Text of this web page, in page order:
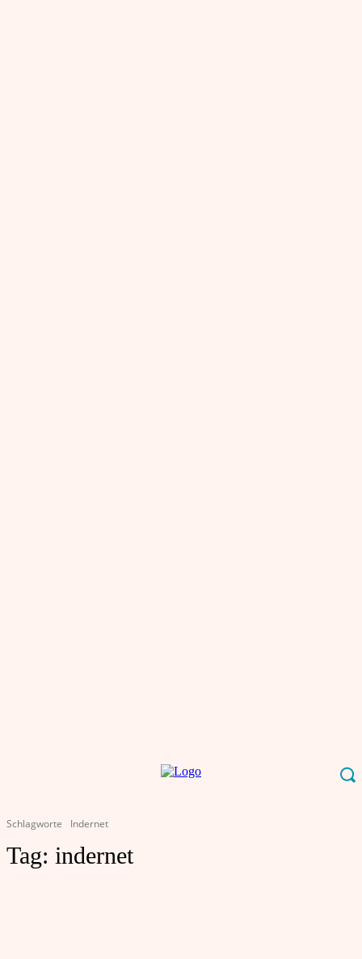
Schlagworte Indernet
Tag: indernet